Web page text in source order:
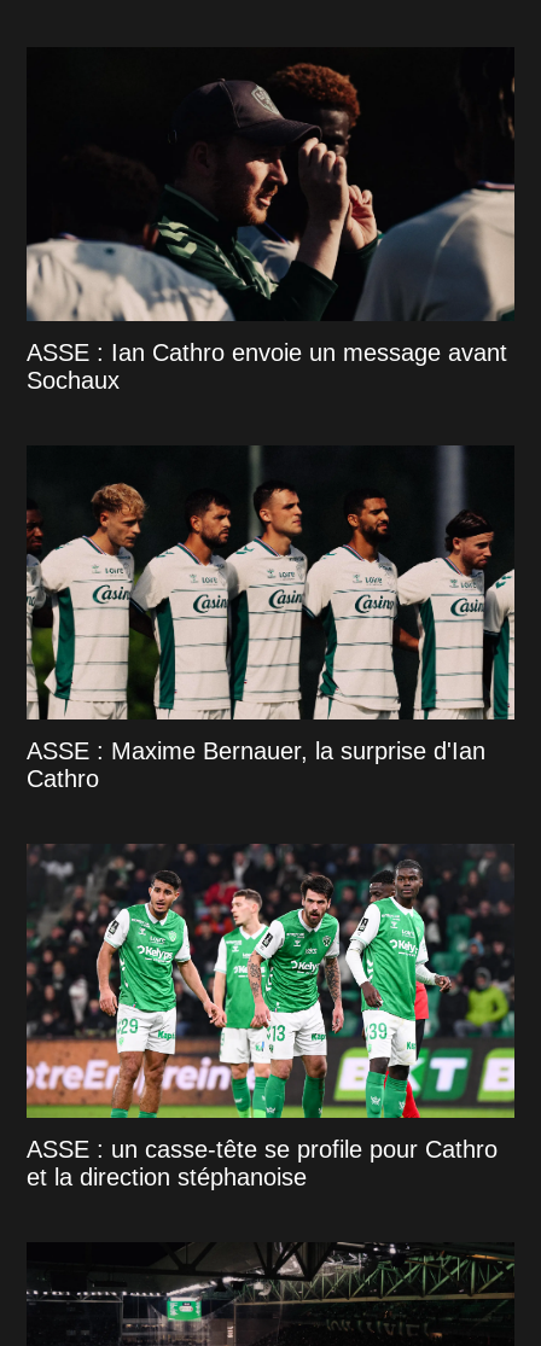
ASSE : Ian Cathro envoie un message avant
Sochaux
ASSE : Maxime Bernauer, la surprise d'Ian
Cathro
ASSE : un casse-tête se profile pour Cathro
et la direction stéphanoise